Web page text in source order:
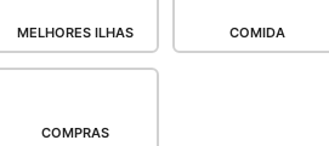
MELHORES ILHAS COMIDA
COMPRAS